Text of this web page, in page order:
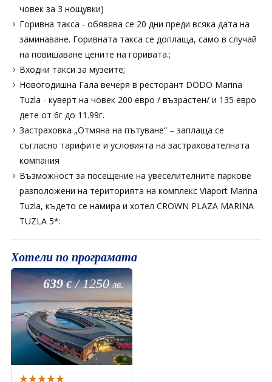
човек за 3 нощувки)
Горивна такса - обявява се 20 дни преди всяка дата на
заминаване. Горивната такса се доплаща, само в случай
на повишаване цените на горивата.;
Входни такси за музеите;
Новогодишна Гала вечеря в ресторант DODO Marina
Tuzla - куверт на човек 200 евро / възрастен/ и 135 евро
дете от 6г до 11.99г.
Застраховка „Отмяна на пътуване“ – заплаща се
съгласно тарифите и условията на застрахователната
компания
Възможност за посещение на увеселителните паркове
разположени на територията на комплекс Viaport Marina
Tuzla, където се намира и хотел CROWN PLAZA MARINA
TUZLA 5*:
Хотели по програмата
639 €/1250 лв.